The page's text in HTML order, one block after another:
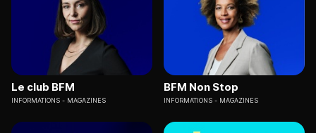
Le club BFM
INFORMATIONS MAGAZINES
BFM Non Stop
INFORMATIONS MAGAZINES